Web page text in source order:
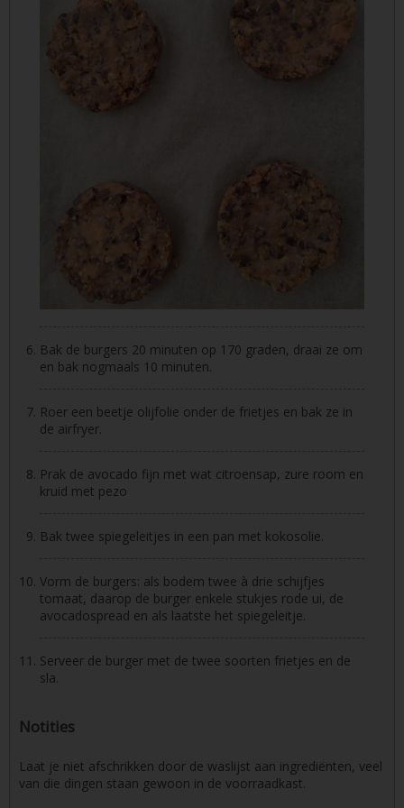
Bak de burgers 20 minuten op 170 graden, draai ze om
en bak nogmaals 10 minuten.
Roer een beetje olijfolie onder de frietjes en bak ze in
de airfryer.
Prak de avocado fijn met wat citroensap, zure room en
kruid met pezo
Bak twee spiegeleitjes in een pan met kokosolie.
Vorm de burgers: als bodem twee à drie schijfjes
tomaat, daarop de burger enkele stukjes rode ui, de
avocadospread en als laatste het spiegeleitje.
Serveer de burger met de twee soorten frietjes en de
sla.
Notities
Laat je niet afschrikken door de waslijst aan ingrediënten, veel
van die dingen staan gewoon in de voorraadkast.